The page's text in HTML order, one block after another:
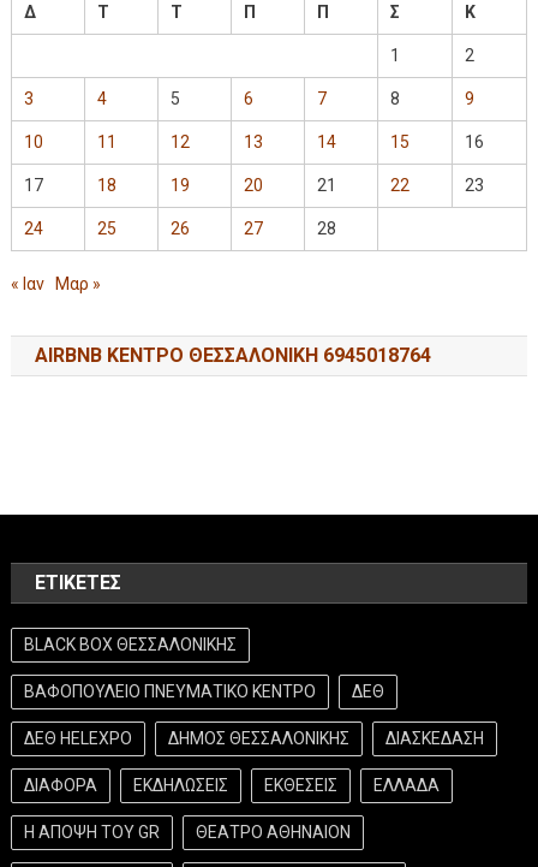
Δ
Τ Τ Π Π Σ Κ
1 2
3 4 5 6 7 8 9
10 11 12 13 14 15 16
17 18 19 20 21 22 23
24 25 26 27 28
« Ιαν Μαρ »
AIRBNB ΚΕΝΤΡΟ ΘΕΣΣΑΛΟΝΙΚΗ 6945018764
ΕΤΙΚΈΤΕΣ
BLACK BOX ΘΕΣΣΑΛΟΝΙΚΗΣ
ΒΑΦΟΠΟΥΛΕΙΟ ΠΝΕΥΜΑΤΙΚΟ ΚΕΝΤΡΟ ΔΕΘ
ΔΕΘ HELEXPO ΔΗΜΟΣ ΘΕΣΣΑΛΟΝΙΚΗΣ ΔΙΑΣΚΕΔΑΣΗ
ΔΙΑΦΟΡΑ ΕΚΔΗΛΩΣΕΙΣ ΕΚΘΕΣΕΙΣ ΕΛΛΑΔΑ
Η ΑΠΟΨΗ ΤΟΥ GR ΘΕΑΤΡΟ ΑΘΗΝΑΙΟΝ